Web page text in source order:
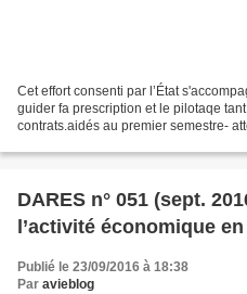
Cet effort consenti par l’État
guider fa prescription et le pilotaqe
contrats.aidés au premier semestre-
DARES n° 051 (sept.
l’activité économique en
Publié le 23/09/2016 à 18:38
Par avieblog